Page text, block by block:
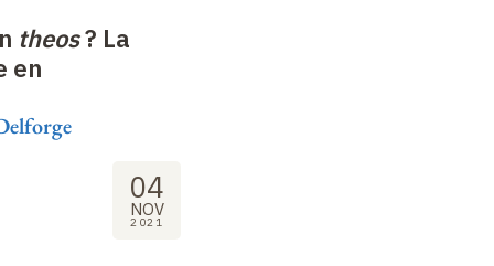
theos? La
en
04
NOV
2021